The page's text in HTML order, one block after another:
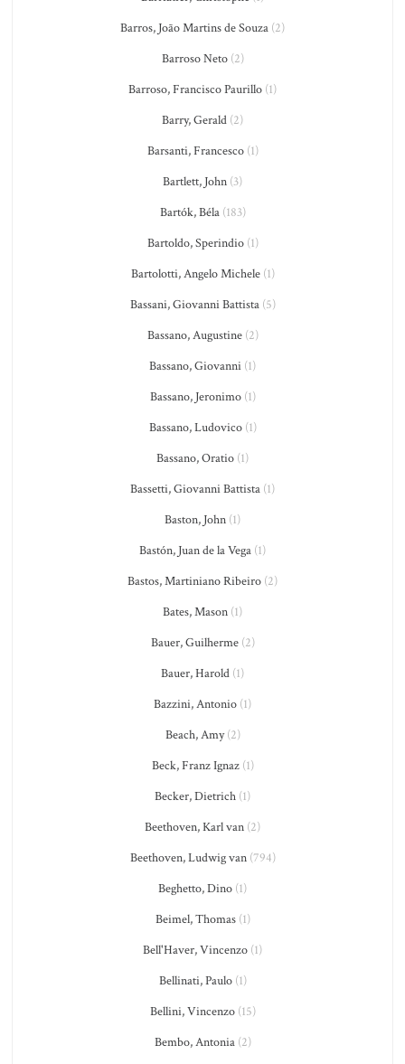
Barros, João Martins de Souza (2)
Barroso Neto(2)
Barroso, Francisco Paurillo (1)
Barry, Gerald (2)
Barsanti, Francesco(1)
Bartlett, John (3)
Bartók, Béla(183)
Bartoldo, Sperindio(1)
Bartolotti, Angelo Michele(1)
Bassani, Giovanni Battista(5)
Bassano, Augustine(2)
Bassano, Giovanni (1)
Bassano, Jeronimo(1)
Bassano, Ludovico(1)
Bassano, Oratio (1)
Bassetti, Giovanni Battista (1)
Baston, John (1)
Bastón, Juan de la Vega (1)
Bastos, Martiniano Ribeiro (2)
Bates, Mason (1)
Bauer, Guilherme(2)
Bauer, Harold (1)
Bazzini, Antonio (1)
Beach, Amy(2)
Beck, Franz Ignaz(1)
Becker, Dietrich (1)
Beethoven, Karl van (2)
Beethoven, Ludwig van(794)
Beghetto, Dino (1)
Beimel, Thomas(1)
Bell'Haver, Vincenzo (1)
Bellinati, Paulo(1)
Bellini, Vincenzo(15)
Bembo, Antonia(2)